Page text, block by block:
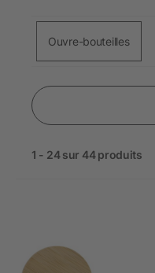
1 - 24 sur 44 produits
Ouvre-bouteilles